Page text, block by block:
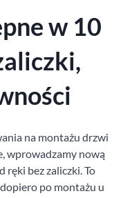
w 10
na montażu drzwi
wprowadzamy nową
bez zaliczki. To
dopiero po montażu u